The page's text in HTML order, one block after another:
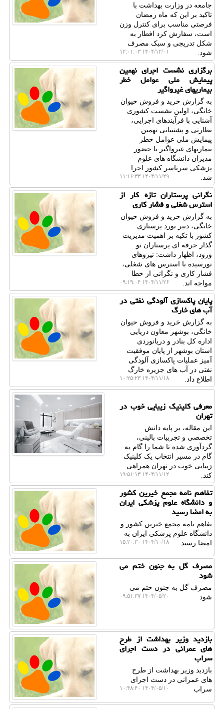
جامعه در وزارت بهداشت با
تاکید بر این که ماه رمضان
فرصتی مناسب برای کنترل وزن
است، سفارش کرد افطار به
شکل تدریجی و سبک مصرف
شود.
۱۴۰۴/۱۲/۰۱ ۱۲:۰۱:۰۳
برگزاری نشست اجرای نهمین
پیمایش ملی عوامل خطر
بیماریهای غیرواگیر
به گزارش خرید و فروش حیوان
خانگی، اولین نشست کشوری
آشنایی با فرآیندهای اجرایی،
نظارتی و پشتیبانی نهمین
پیمایش ملی عوامل خطر
بیماریهای غیرواگیر با حضور
مدیران دانشگاه های علوم
پزشکی سرتاسر کشور اجرا
شد.
۱۴۰۴/۱۱/۲۹ ۱۱:۱۶:۳۳
نگرانی پرستاران تازه کار از
استرس شغلی و فشار کاری
به گزارش خرید و فروش حیوان
خانگی، دبیر بورد پرستاری
کشور با تکیه بر اهمیت مدیریت
گذار حرفه ای پرستاران نو
ورود، اظهار داشت: نیروهای
نورسیده با استرس های شغلی،
فشار کاری و نگرانی از خطا
مواجه اند.
۱۴۰۴/۱۱/۲۶ ۰۹:۱۹:۰۴
پایان پاکسازی آلودگی نفتی در
آب های خارگ
به گزارش خرید و فروش حیوان
خانگی، بوشهر معاون دریایی
اداره کل بنادر و دریانوردی
استان بوشهر از پایان موفقیت
آمیز عملیات پاکسازی آلودگی
نفتی در آب های جزیره خارگ
اطلاع داد.
۱۴۰۴/۱۱/۱۸ ۱۰:۲۵:۲۳
معرفی کلینیک زیبایی خوب در
تهران
این مقاله، بر پایه دانش
تخصصی و تجربیات بالینی،
گردآوری شده تا شما را گام به
گام در مسیر انتخاب یک کلینیک
زیبایی خوب در تهران همراهی
کند.
۱۴۰۴/۱۱/۱۲ ۱۹:۵۱:۱۳
تفاهم نامه مجمع خیرین کشور
و دانشگاه علوم پزشکی ایران
به امضا رسید
تفاهم نامه مجمع خیرین کشور و
دانشگاه علوم پزشکی ایران به
امضا رسید
۱۴۰۴/۱۰/۱۸ ۱۵:۲۰:۳۰
مصرف گل به جنون ختم می
شود
مصرف گل به جنون ختم می
شود
۱۴۰۴/۰۵/۲۰ ۰۹:۵۱:۳۷
بازدید وزیر بهداشت از طرح
های عمرانی در دست اجرای
سراب
بازدید وزیر بهداشت از طرح
های عمرانی در دست اجرای
سراب
۱۴۰۴/۰۵/۱۰ ۱۰:۴۸:۴۰